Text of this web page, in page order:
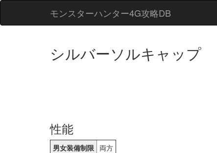
モンスターハンター4G攻略DB
シルバーソルキャップ
性能
男女装備制限 両方